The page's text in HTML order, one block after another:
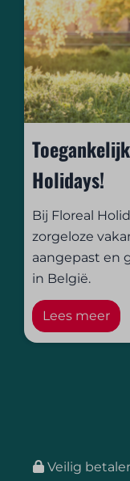
Holidays!
Bij Floreal
zorgeloze
aangepast en
in België.
Lees meer
Veilig